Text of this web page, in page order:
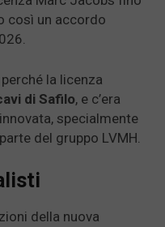
così un accordo
la licenza
di Safilo, e c’era
specialmente
del gruppo LVMH.
della nuova